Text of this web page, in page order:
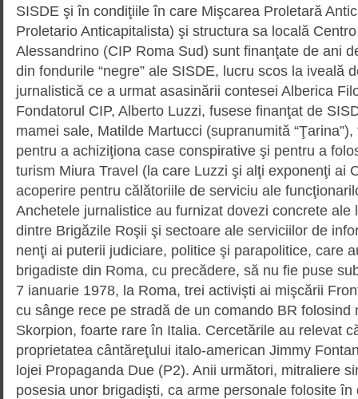
SISDE şi în condiţiile în care Mişcarea Proletară
Proletario Anticapitalista) şi structura sa locală
Alessan­dri­no (CIP Roma Sud) sunt finanţate de ani
din fondurile “negre” ale SISDE, lucru scos la iveală
jurnalistică ce a urmat asasinării contesei Alberica
Fondatorul CIP, Alberto Luzzi, fusese finanţat de
mamei sale, Matilde Martucci (supranumită
pentru a achiziţiona case conspirative şi pentru a
turism Miura Travel (la care Luzzi şi alţi exponenţi ai
acoperire pentru călătoriile de serviciu ale
Anchetele jurnalistice au furnizat dovezi concrete ale
dintre Brigăzile Roşii şi sectoare ale serviciilor de
nenţi ai puterii judiciare, politice şi parapolitice, care
brigadiste din Roma, cu precă­dere, să nu fie puse
7 ianuarie 1978, la Roma, trei activişti ai mişcării
cu sânge rece pe stradă de un comando BR folosind
Skorpion, foarte rare în Italia. Cercetările au relevat
proprietatea cântăreţului italo-american Jimmy
lojei Propaganda Due (P2). Anii următori, mitraliere
posesia unor brigadişti, ca arme personale folosite